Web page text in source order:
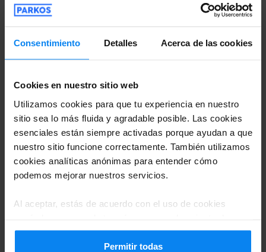
Consentimiento Detalles Acerca de las cookies
Cookies en nuestro sitio web
Utilizamos cookies para que tu experiencia en nuestro
sitio sea lo más fluida y agradable posible. Las cookies
esenciales están siempre activadas porque ayudan a que
nuestro sitio funcione correctamente. También utilizamos
cookies analíticas anónimas para entender cómo
podemos mejorar nuestros servicios.
Al aceptar, estás de acuerdo con el uso de cookies
configuración en cualquier momento. Para conocer todos
los detalles, consulta nuestra Política de privacidad
Permitir todas
viaje
contratar un seguro de viajes. Sin él no
podrás entrar a muchos países. Pero,
además, es algo que realmente te conviene.
Eso sí, lee bien la letra pequeña y cerciórate
de lo que cubre y lo que no. Por ejemplo,
algunos no cubren las actividades
que, si esquiar está entre tus planes, mejor